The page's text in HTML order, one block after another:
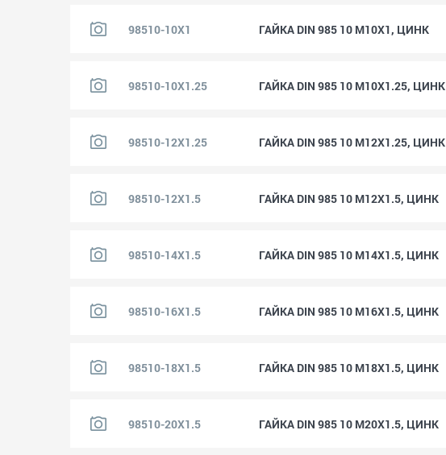
98510-10X1 ГАЙКА DIN 985 10 M10X1, ЦИНК
98510-10X1.25 ГАЙКА DIN 985 10 M10X1.25, ЦИНК
98510-12X1.25 ГАЙКА DIN 985 10 M12X1.25, ЦИНК
98510-12X1.5 ГАЙКА DIN 985 10 M12X1.5, ЦИНК
98510-14X1.5 ГАЙКА DIN 985 10 M14X1.5, ЦИНК
98510-16X1.5 ГАЙКА DIN 985 10 M16X1.5, ЦИНК
98510-18X1.5 ГАЙКА DIN 985 10 M18X1.5, ЦИНК
98510-20X1.5 ГАЙКА DIN 985 10 M20X1.5, ЦИНК